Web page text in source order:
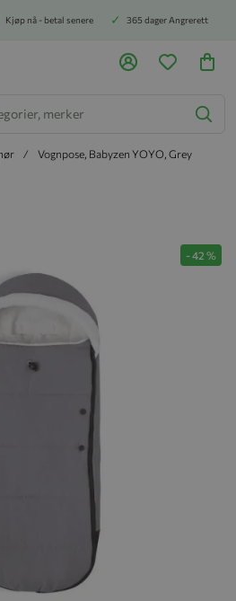
Kjøp nå - betal senere 365 dager Angrerett
Vognpose, Babyzen YOYO, Grey
-42 %